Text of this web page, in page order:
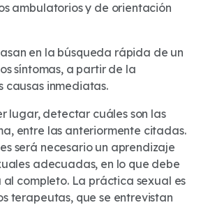
ambulatorios y de orientación
en la búsqueda rápida de un
síntomas, a partir de la
causas inmediatas.
lugar, detectar cuáles son las
entre las anteriormente citadas.
será necesario un aprendizaje
adecuadas, en lo que debe
completo. La práctica sexual es
terapeutas, que se entrevistan